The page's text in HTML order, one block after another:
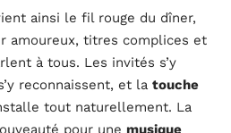
ainsi le fil rouge du dîner,
amoureux, titres complices et
à tous. Les invités s’y
reconnaissent, et la touche
tout naturellement. La
pour une musique